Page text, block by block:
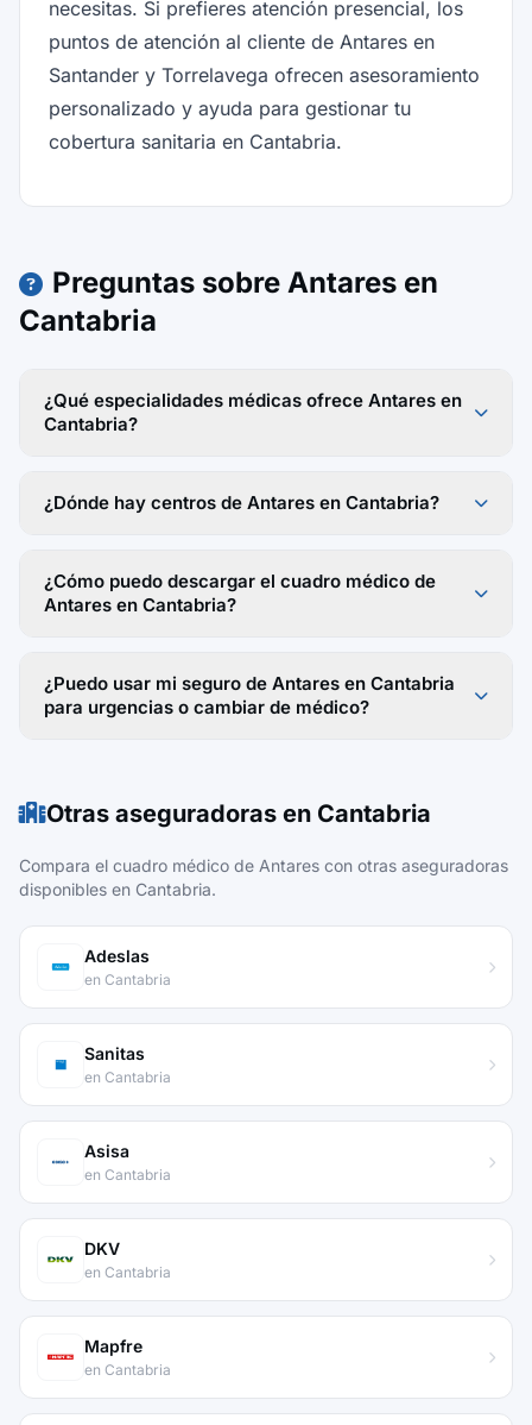
necesitas. Si prefieres atención presencial, los
puntos de atención al cliente de Antares en
Santander y Torrelavega ofrecen asesoramiento
personalizado y ayuda para gestionar tu
cobertura sanitaria en Cantabria.
Preguntas sobre Antares en
Cantabria
¿Qué especialidades médicas ofrece Antares en
Cantabria?
¿Dónde hay centros de Antares en Cantabria?
¿Cómo puedo descargar el cuadro médico de
Antares en Cantabria?
¿Puedo usar mi seguro de Antares en Cantabria
para urgencias o cambiar de médico?
Otras aseguradoras en Cantabria
Compara el cuadro médico de Antares con otras aseguradoras
disponibles en Cantabria.
Adeslas
en Cantabria
Sanitas
en Cantabria
Asisa
en Cantabria
DKV
en Cantabria
Mapfre
en Cantabria